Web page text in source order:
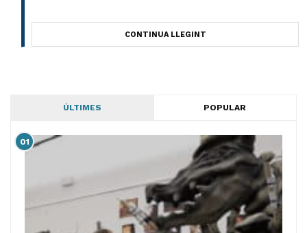
CONTINUA LLEGINT
ÚLTIMES POPULAR
01